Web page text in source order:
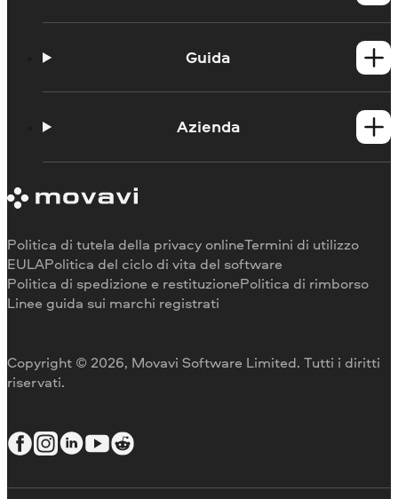
Prodotti per Mac
Guida
Portale didattico
Limitazioni della versione di prova
Rimborso
Azienda
Testimonianze
Perché scegliere noi
Per il lavoro
Copyright © 2026, Movavi Software Limited. Tutti i diritti
riservati.
Politica di tutela della privacy onlineTermini di utilizzo
EULAPolitica del ciclo di vita del software
Politica di spedizione e restituzionePolitica di rimborso
Linee guida sui marchi registrati